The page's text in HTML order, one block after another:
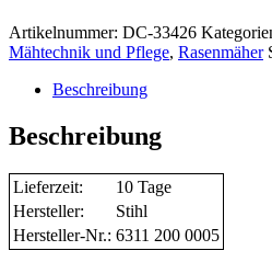
Artikelnummer: DC-33426
Mähtechnik und Pflege, Rasenmäher
Beschreibung
Beschreibung
Lieferzeit:
10 Tage
Hersteller:
Stihl
Hersteller-Nr.: 6311 200 0005